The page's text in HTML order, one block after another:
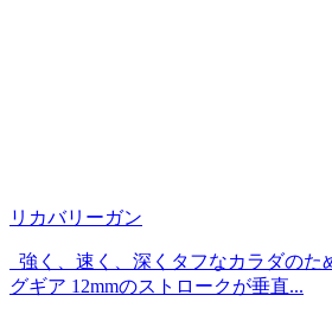
リカバリーガン
強く、速く、深くタフなカラダのた
グギア 12mmのストロークが垂直...